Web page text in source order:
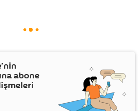
abone